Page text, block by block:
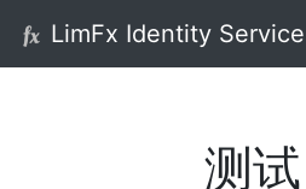
LimFx Identity Service
测试